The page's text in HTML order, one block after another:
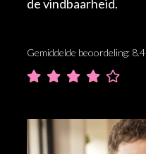
de vindbaarheid.
Gemiddelde beoordeling: 8.4